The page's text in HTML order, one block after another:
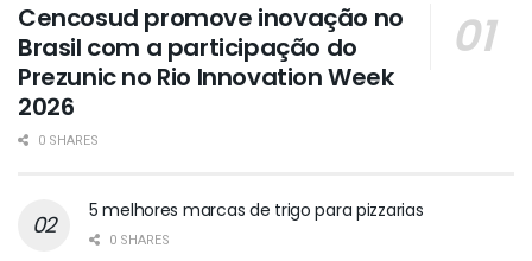
Cencosud promove inovação no
Brasil com a participação do
Prezunic no Rio Innovation Week
2026
0 SHARES
5 melhores marcas de trigo para pizzarias
0 SHARES